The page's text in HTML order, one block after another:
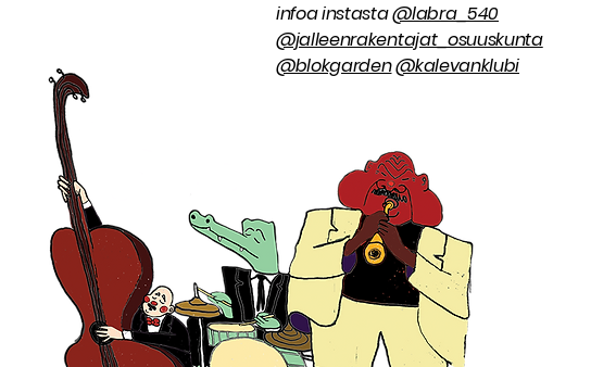
infoa instasta@labra_540
@jalleenrakentajat_osuuskunta
@blokgarden@kalevanklubi